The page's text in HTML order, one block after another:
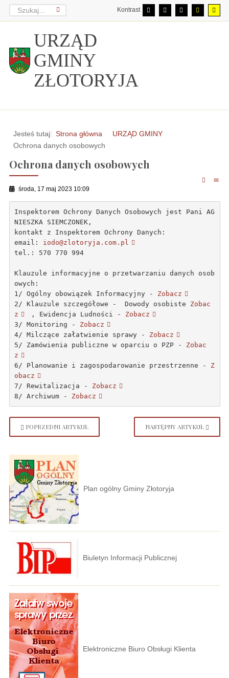
Kontrast
URZĄD
GMINY
ZŁOTORYJA
Jesteś tutaj: Strona główna
URZĄD GMINY
Ochrona danych osobowych
Ochrona danych osobowych
środa, 17 maj 2023 10:09
Inspektorem Ochrony Danych Osobowych jest Pani AG
NIESZKA SIEMCZONEK,
kontakt z Inspektorem Ochrony Danych:
email: iodo@zlotoryja.com.pl
tel.: 570 770 994
Klauzule informacyjne o przetwarzaniu danych osob
owych:
1/ Ogólny obowiązek Informacyjny - Zobacz
2/ Klauzule szczegółowe -  Dowody osobiste Zobac
z
, Ewidencja Ludności - Zobacz
3/ Monitoring - Zobacz
4/ Milczące załatwienie sprawy - Zobacz
5/ Zamówienia publiczne w oparciu o PZP - Zobac
z
6/ Planowanie i zagospodarowanie przestrzenne - Z
obacz
7/ Rewitalizacja - Zobacz
8/ Archiwum - Zobacz
POPRZEDNI ARTYKUŁ NASTĘPNY ARTYKUŁ
Plan ogólny Gminy Złotoryja
Biuletyn Informacji Publicznej
Elektroniczne Biuro Obsługi Klienta